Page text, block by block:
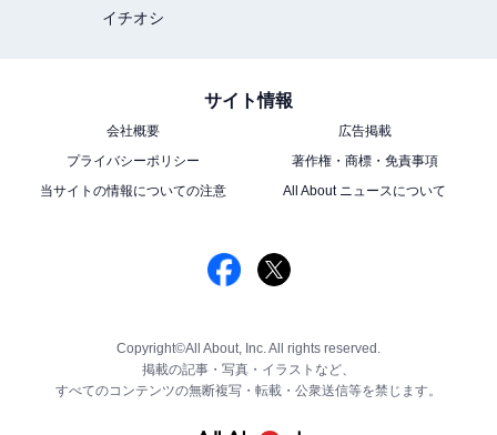
イチオシ
サイト情報
会社概要
広告掲載
プライバシーポリシー
著作権・商標・免責事項
当サイトの情報についての注意
All About ニュースについて
Copyright©All About, Inc. All rights reserved.
掲載の記事・写真・イラストなど、
すべてのコンテンツの無断複写・転載・公衆送信等を禁じます。